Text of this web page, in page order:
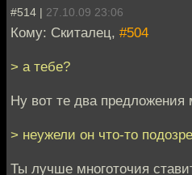
#514 | 27.10.09 23:06
Кому: Скиталец, #504
> а тебе?
Ну вот те два предложения
> неужели он что-то
Ты лучше многоточия